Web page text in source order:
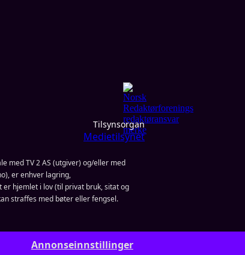
Tilsynsorgan
Medietilsynet
med TV 2 AS (utgiver) og/eller med
er enhver lagring,
hjemlet i lov (til privat bruk, sitat og
straffes med bøter eller fengsel.
Annonseinnstillinger